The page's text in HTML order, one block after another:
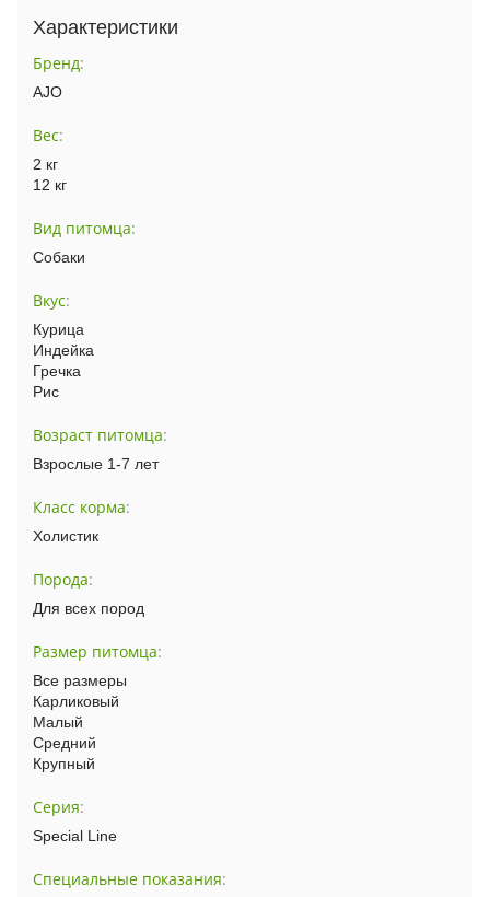
Характеристики
Бренд:
AJO
Вес:
2 кг
12 кг
Вид питомца:
Собаки
Вкус:
Курица
Индейка
Гречка
Рис
Возраст питомца:
Взрослые 1-7 лет
Класс корма:
Холистик
Порода:
Для всех пород
Размер питомца:
Все размеры
Карликовый
Малый
Средний
Крупный
Серия:
Special Line
Специальные показания: